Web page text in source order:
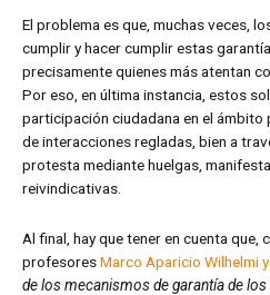
El problema es que, muchas veces,
cumplir y hacer cumplir estas
precisamente quienes más atentan
Por eso, en última instancia, estos
participación ciudadana en el
de interacciones regladas, bien a
protesta mediante huelgas,
reivindicativas.
Al final, hay que tener en cuenta que,
profesoresMarco Aparicio Wilhelmi
de los mecanismos de garantía de